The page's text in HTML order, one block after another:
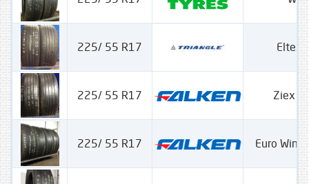
225/ 55 R17 Eltex
225/ 55 R17 Ziex
225/ 55 R17 Euro